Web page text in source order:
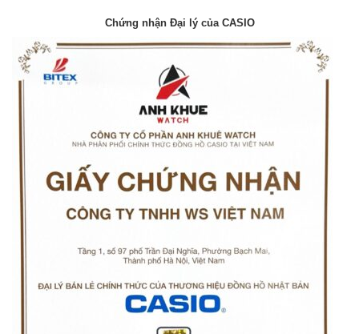
Chứng nhận Đại lý của CASIO